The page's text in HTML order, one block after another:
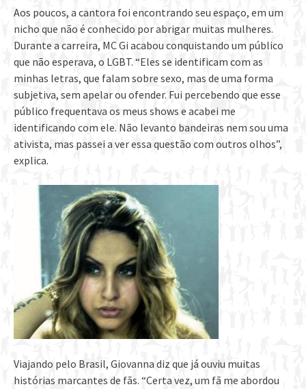
Aos poucos, a cantora foi encontrando seu espaço, em um
nicho que não é conhecido por abrigar muitas mulheres.
Durante a carreira, MC Gi acabou conquistando um público
que não esperava, o LGBT. “Eles se identificam com as
minhas letras, que falam sobre sexo, mas de uma forma
subjetiva, sem apelar ou ofender. Fui percebendo que esse
público frequentava os meus shows e acabei me
identificando com ele. Não levanto bandeiras nem sou uma
ativista, mas passei a ver essa questão com outros olhos”,
explica.
Viajando pelo Brasil, Giovanna diz que já ouviu muitas
histórias marcantes de fãs. “Certa vez, um fã me abordou